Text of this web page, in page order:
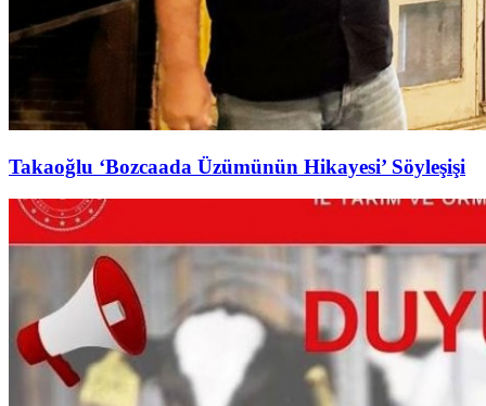
Takaoğlu ‘Bozcaada Üzümünün Hikayesi’ Söyleşişi